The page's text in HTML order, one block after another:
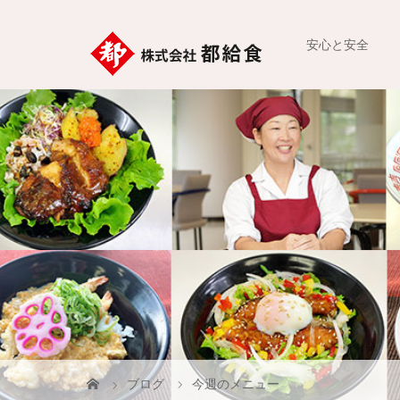
安心と安全
ブログ 今週のメニュー